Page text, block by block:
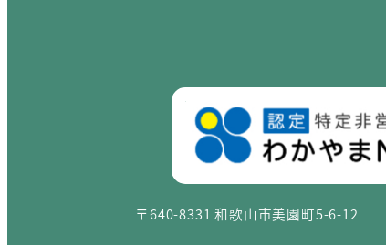
〒640-8331 和歌山市美園町5-6-12